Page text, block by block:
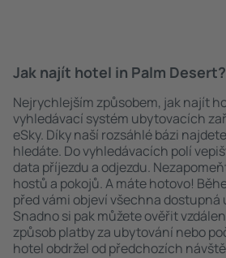
Jak najít hotel in Palm Desert?
Nejrychlejším způsobem, jak najít
vyhledávací systém ubytovacích
eSky. Díky naší rozsáhlé bázi
hledáte. Do vyhledávacích polí
data příjezdu a odjezdu.
hostů a pokojů. A máte hotovo!
před vámi objeví všechna
Snadno si pak můžete ověřit
způsob platby za ubytování nebo
hotel obdržel od předchozích